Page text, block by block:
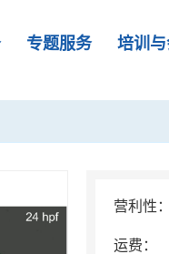
专题服务 培训
营利性：
运费：